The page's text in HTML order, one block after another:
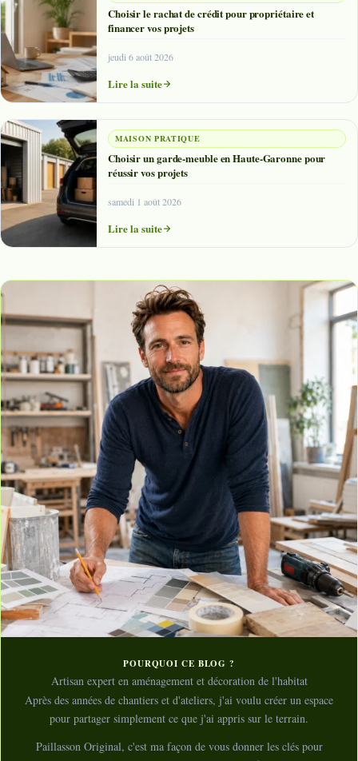
Choisir le rachat de crédit pour propriétaire et
financer vos projets
jeudi 6 août 2026
Lire la suite
MAISON PRATIQUE
Choisir un garde-meuble en Haute-Garonne pour
réussir vos projets
samedi 1 août 2026
Lire la suite
POURQUOI CE BLOG ?
Artisan expert en aménagement et décoration de l'habitat
Après des années de chantiers et d'ateliers, j'ai voulu créer un espace
pour partager simplement ce que j'ai appris sur le terrain.
Paillasson Original, c'est ma façon de vous donner les clés pour